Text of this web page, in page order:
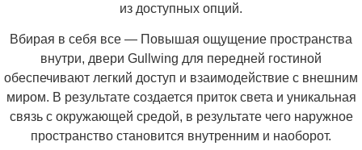
из доступных опций.
Вбирая в себя все — Повышая ощущение пространства
внутри, двери Gullwing для передней гостиной
обеспечивают легкий доступ и взаимодействие с внешним
миром. В результате создается приток света и уникальная
связь с окружающей средой, в результате чего наружное
пространство становится внутренним и наоборот.